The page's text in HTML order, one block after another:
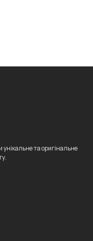
унікальне та оригінальне